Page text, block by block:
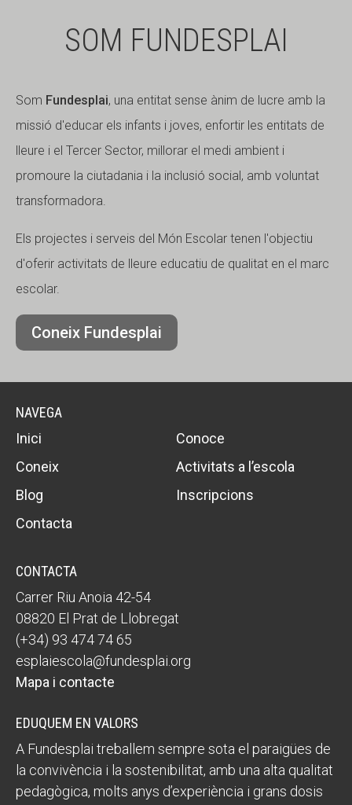
SOM FUNDESPLAI
Som Fundesplai, una entitat sense ànim de lucre amb la
missió d'educar els infants i joves, enfortir les entitats de
lleure i el Tercer Sector, millorar el medi ambient i
promoure la ciutadania i la inclusió social, amb voluntat
transformadora.
Els projectes i serveis del Món Escolar tenen l'objectiu
d'oferir activitats de lleure educatiu de qualitat en el marc
escolar.
Coneix Fundesplai
NAVEGA
Inici
Conoce
Coneix
Activitats a l’escola
Blog
Inscripcions
Contacta
CONTACTA
Carrer Riu Anoia 42-54
08820 El Prat de Llobregat
(+34) 93 474 74 65
esplaiescola@fundesplai.org
Mapa i contacte
EDUQUEM EN VALORS
A Fundesplai treballem sempre sota el paraigües de
la convivència i la sostenibilitat, amb una alta qualitat
pedagògica, molts anys d’experiència i grans dosis